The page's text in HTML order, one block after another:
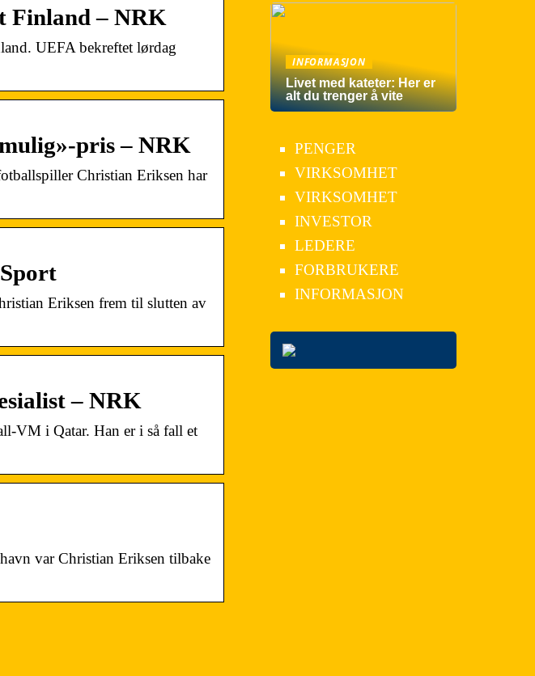
Finland – NRK
UEFA bekreftet lørdag
pris – NRK
Christian Eriksen har
Eriksen frem til slutten av
– NRK
VM i Qatar. Han er i så fall et
var Christian Eriksen tilbake
INFORMASJON
Livet med kateter: Her er
alt du trenger å vite
PENGER
VIRKSOMHET
VIRKSOMHET
INVESTOR
LEDERE
FORBRUKERE
INFORMASJON